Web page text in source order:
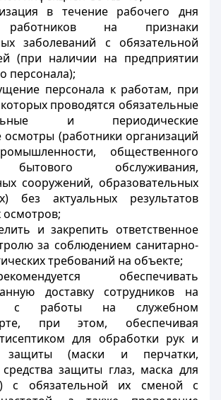
в течение рабочего дня
работников на признаки
заболеваний с обязательной
(при наличии на предприятии
персонала);
персонала к работам, при
проводятся обязательные
и периодические
осмотры (работники организаций
общественного
обслуживания,
сооружений, образовательных
без актуальных результатов
осмотров;
и закрепить ответственное
за соблюдением санитарно-
требований на объекте;
обеспечивать
доставку сотрудников на
с работы на служебном
при этом, обеспечивая
для обработки рук и
защиты (маски и перчатки,
защиты глаз, маска для
с обязательной их сменой с